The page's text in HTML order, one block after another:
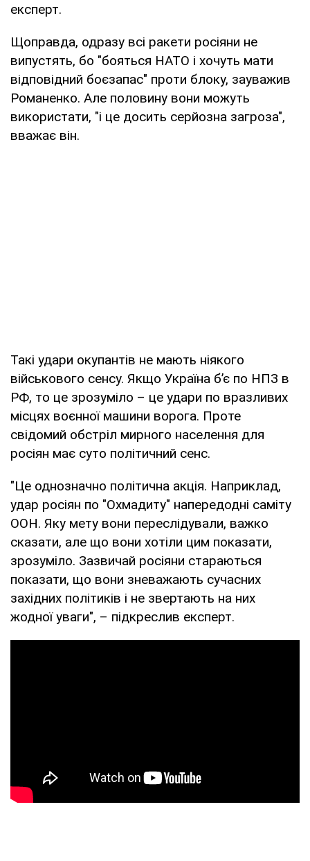
експерт.
Щоправда, одразу всі ракети росіяни не
випустять, бо "бояться НАТО і хочуть мати
відповідний боєзапас" проти блоку, зауважив
Романенко. Але половину вони можуть
використати, "і це досить серйозна загроза",
вважає він.
Такі удари окупантів не мають ніякого
військового сенсу. Якщо Україна б’є по НПЗ в
РФ, то це зрозуміло – це удари по вразливих
місцях воєнної машини ворога. Проте
свідомий обстріл мирного населення для
росіян має суто політичний сенс.
"Це однозначно політична акція. Наприклад,
удар росіян по "Охмадиту" напередодні саміту
ООН. Яку мету вони переслідували, важко
сказати, але що вони хотіли цим показати,
зрозуміло. Зазвичай росіяни стараються
показати, що вони зневажають сучасних
західних політиків і не звертають на них
жодної уваги", – підкреслив експерт.